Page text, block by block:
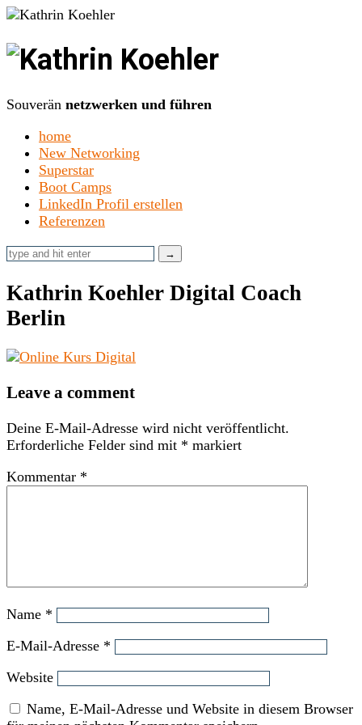
Kathrin
Koehler
Souverän netzwerken und führen
home
New Networking
Superstar
Boot Camps
LinkedIn Profil erstellen
Referenzen
Kathrin Koehler Digital Coach
Berlin
Leave a comment
Deine E-Mail-Adresse wird nicht veröffentlicht.
Erforderliche Felder sind mit * markiert
Kommentar *
Name *
E-Mail-Adresse *
Website
Name, E-Mail-Adresse und Website in diesem Browser